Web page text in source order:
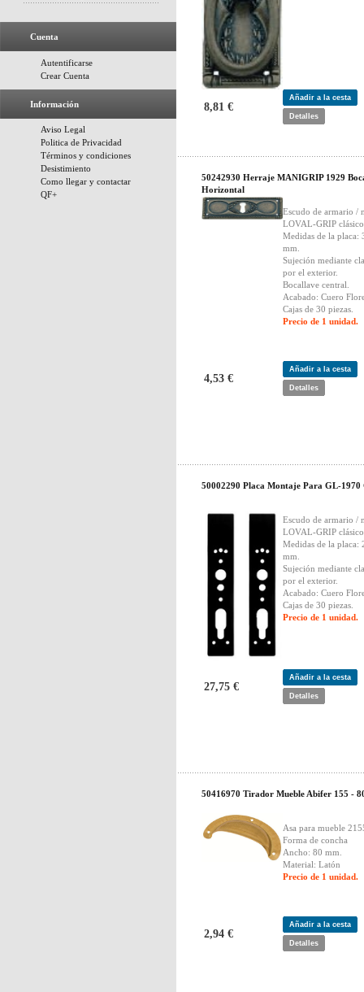
Cuenta
Autentificarse
Crear Cuenta
Información
Aviso Legal
Politica de Privacidad
Términos y condiciones
Desistimiento
Como llegar y contactar
QF+
8,81 €
Añadir a la cesta
Detalles
50242930 Herraje MANIGRIP 1929
Horizontal
Escudo de armario /
LOVAL-GRIP
Medidas de la placa:
mm.
Sujeción mediante
por el exterior.
Bocallave central.
Acabado: Cuero
Cajas de 30 piezas.
Precio de 1 unidad.
4,53 €
Añadir a la cesta
Detalles
50002290 Placa Montaje Para GL-1970
Escudo de armario /
LOVAL-GRIP
Medidas de la placa:
mm.
Sujeción mediante
por el exterior.
Acabado: Cuero
Cajas de 30 piezas.
Precio de 1 unidad.
27,75 €
Añadir a la cesta
Detalles
50416970 Tirador Mueble Abifer 155 -
Asa para mueble
Forma de concha
Ancho: 80 mm.
Material: Latón
Precio de 1 unidad.
2,94 €
Añadir a la cesta
Detalles